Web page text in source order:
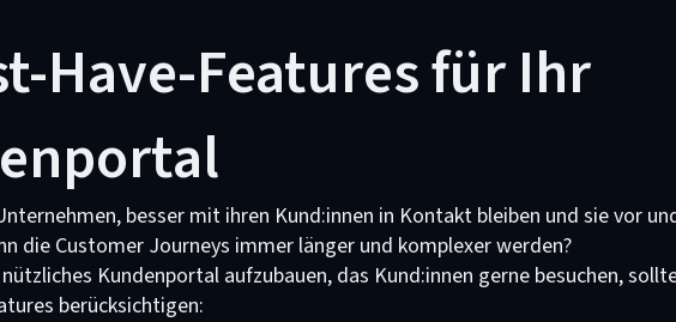
Have-Features für Ihr
besser mit ihren Kund:innen in Kontakt bleiben und sie vor
die Customer Journeys immer länger und komplexer werden?
Kundenportal aufzubauen, das Kund:innen gerne besuchen,
berücksichtigen: